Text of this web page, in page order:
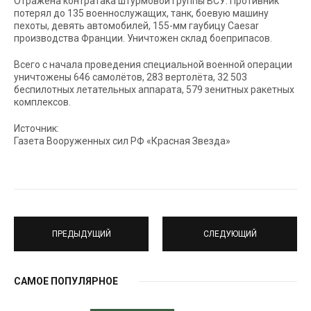
потерял до 135 военнослужащих, танк, боевую машину
пехоты, девять автомобилей, 155-мм гаубицу Caesar
производства Франции. Уничтожен склад боеприпасов.
Всего с начала проведения специальной военной операции
уничтожены 646 самолётов, 283 вертолёта, 32 503
беспилотных летательных аппарата, 579 зенитных ракетных
комплексов.
Источник:
Газета Вооруженных сил РФ «Красная Звезда»
ПРЕДЫДУЩИЙ СЛЕДУЮЩИЙ
САМОЕ ПОПУЛЯРНОЕ